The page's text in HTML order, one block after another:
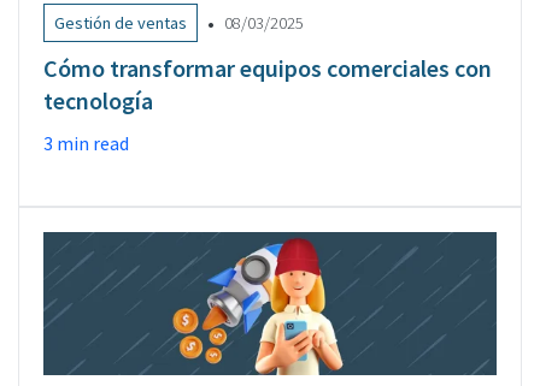
Gestión de ventas • 08/03/2025
Cómo transformar equipos comerciales con
tecnología
3 min read